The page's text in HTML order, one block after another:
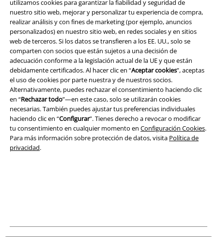
utilizamos cookies para garantizar la fiabilidad y seguridad de
nuestro sitio web, mejorar y personalizar tu experiencia de compra,
realizar análisis y con fines de marketing (por ejemplo, anuncios
personalizados) en nuestro sitio web, en redes sociales y en sitios
web de terceros. Si los datos se transfieren a los EE. UU., solo se
comparten con socios que están sujetos a una decisión de
adecuación conforme a la legislación actual de la UE y que están
debidamente certificados. Al hacer clic en “Aceptar cookies”, aceptas
el uso de cookies por parte nuestra y de nuestros socios.
Alternativamente, puedes rechazar el consentimiento haciendo clic
en “Rechazar todo”—en este caso, solo se utilizarán cookies
necesarias. También puedes ajustar tus preferencias individuales
haciendo clic en “Configurar”. Tienes derecho a revocar o modificar
tu consentimiento en cualquier momento en Configuración Cookies.
Para más información sobre protección de datos, visita Política de
privacidad.
Legal
Términos y Condiciones
Aviso Legal
Ley protección de datos
Eliminación de residuos y protección del medioambiente
Declaración de Conformidad